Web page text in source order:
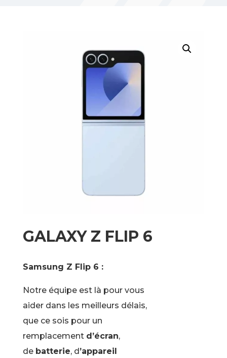
GALAXY Z FLIP 6
Samsung Z Flip 6 :
Notre équipe est là pour vous
aider dans les meilleurs délais,
que ce sois pour un
remplacement d’écran,
de batterie, d’appareil